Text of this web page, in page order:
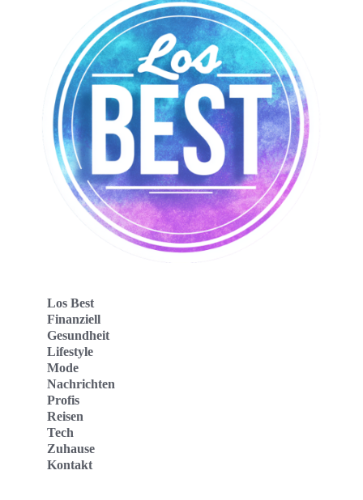
Los Best
Finanziell
Gesundheit
Lifestyle
Mode
Nachrichten
Profis
Reisen
Tech
Zuhause
Kontakt